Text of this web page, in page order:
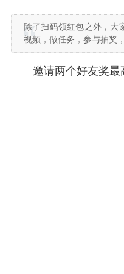
除了扫码领红包之外，大
视频，做任务，参与抽奖
邀请两个好友奖最